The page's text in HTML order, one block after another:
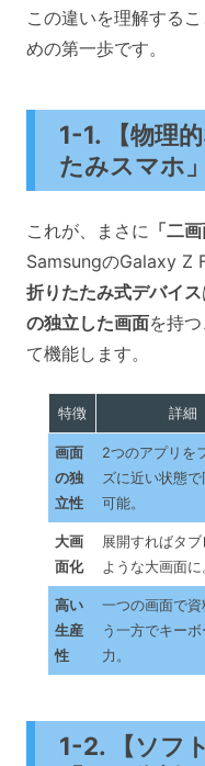
この違いを理解する
めの第一歩です。
1-1. 【物理
たみスマホ
これが、まさに 「二
SamsungのGalaxy Z
折りたたみ式デバイス
の独立した画面を持
て機能します。
特徴 詳細
画面
の独
立性
2つのアプリを
ズに近い状態で
可能。
大画
面化
展開すればタ
ような大画面に
高い
生産
性
一つの画面で資
う一方でキーボ
力。
1-2. 【ソフ